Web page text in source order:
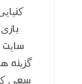
سایت
گزینه
سعی